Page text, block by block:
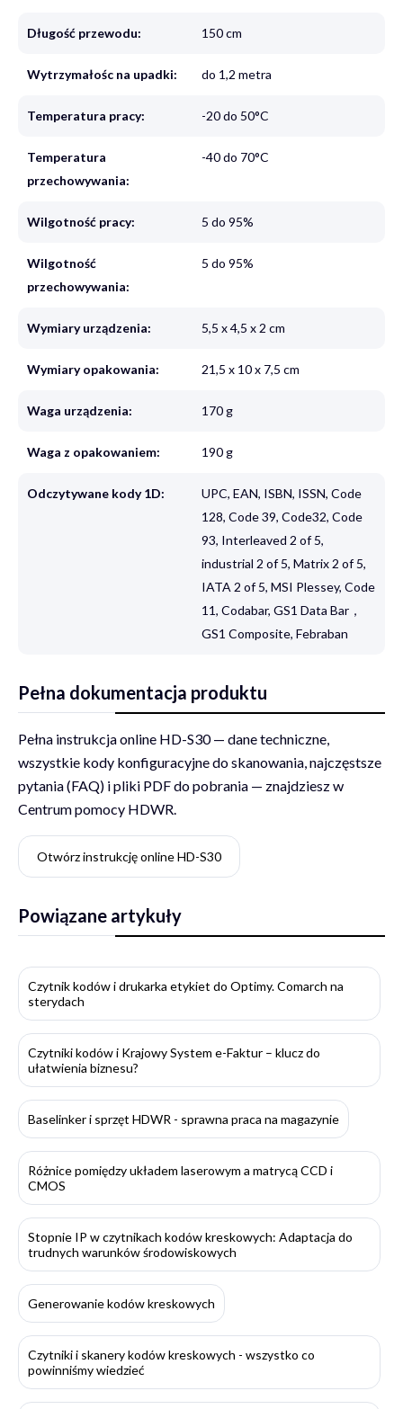
Długość przewodu: 150 cm
Wytrzymałośc na upadki: do 1,2 metra
Temperatura pracy: -20 do 50°C
Temperatura
przechowywania:
-40 do 70°C
Wilgotność pracy: 5 do 95%
Wilgotność
przechowywania:
5 do 95%
Wymiary urządzenia: 5,5 x 4,5 x 2 cm
Wymiary opakowania: 21,5 x 10 x 7,5 cm
Waga urządzenia: 170 g
Waga z opakowaniem: 190 g
Odczytywane kody 1D:
UPC, EAN, ISBN, ISSN, Code
128, Code 39, Code32, Code
93, Interleaved 2 of 5,
industrial 2 of 5, Matrix 2 of 5,
IATA 2 of 5, MSI Plessey, Code
11, Codabar, GS1 Data Bar，
GS1 Composite, Febraban
Pełna dokumentacja produktu
Pełna instrukcja online HD-S30 — dane techniczne,
wszystkie kody konfiguracyjne do skanowania, najczęstsze
pytania (FAQ) i pliki PDF do pobrania — znajdziesz w
Centrum pomocy HDWR.
Otwórz instrukcję online HD-S30
Powiązane artykuły
Czytnik kodów i drukarka etykiet do Optimy. Comarch na
sterydach
Czytniki kodów i Krajowy System e-Faktur – klucz do
ułatwienia biznesu?
Baselinker i sprzęt HDWR - sprawna praca na magazynie
Różnice pomiędzy układem laserowym a matrycą CCD i
CMOS
Stopnie IP w czytnikach kodów kreskowych: Adaptacja do
trudnych warunków środowiskowych
Generowanie kodów kreskowych
Czytniki i skanery kodów kreskowych - wszystko co
powinniśmy wiedzieć